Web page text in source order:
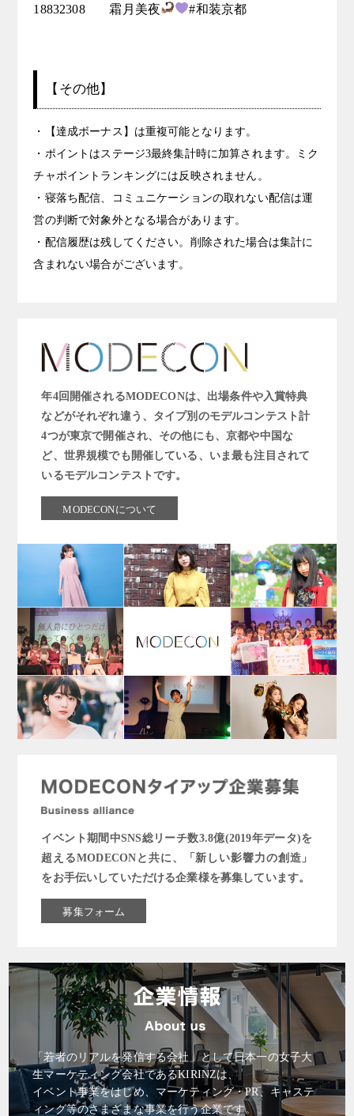
18832308	霜月美夜 #和装京都
【その他】
・【達成ボーナス】は重複可能となります。
・ポイントはステージ3最終集計時に加算されます。ミク
チャポイントランキングには反映されません。
・寝落ち配信、コミュニケーションの取れない配信は運
営の判断で対象外となる場合があります。
・配信履歴は残してください。削除された場合は集計に
含まれない場合がございます。
年4回開催されるMODECONは、出場条件や入賞特典
などがそれぞれ違う、タイプ別のモデルコンテスト計
4つが東京で開催され、その他にも、京都や中国な
ど、世界規模でも開催している、いま最も注目されて
いるモデルコンテストです。
MODECONについて
イベント期間中SNS総リーチ数3.8億(2019年データ)を
超えるMODECONと共に、「新しい影響力の創造」
をお手伝いしていただける企業様を募集しています。
募集フォーム
「若者のリアルを発信する会社」として日本一の女子大
生マーケティング会社であるKIRINZは、
イベント事業をはじめ、マーケティング・PR、キャステ
ィング等のさまざまな事業を行う企業です。